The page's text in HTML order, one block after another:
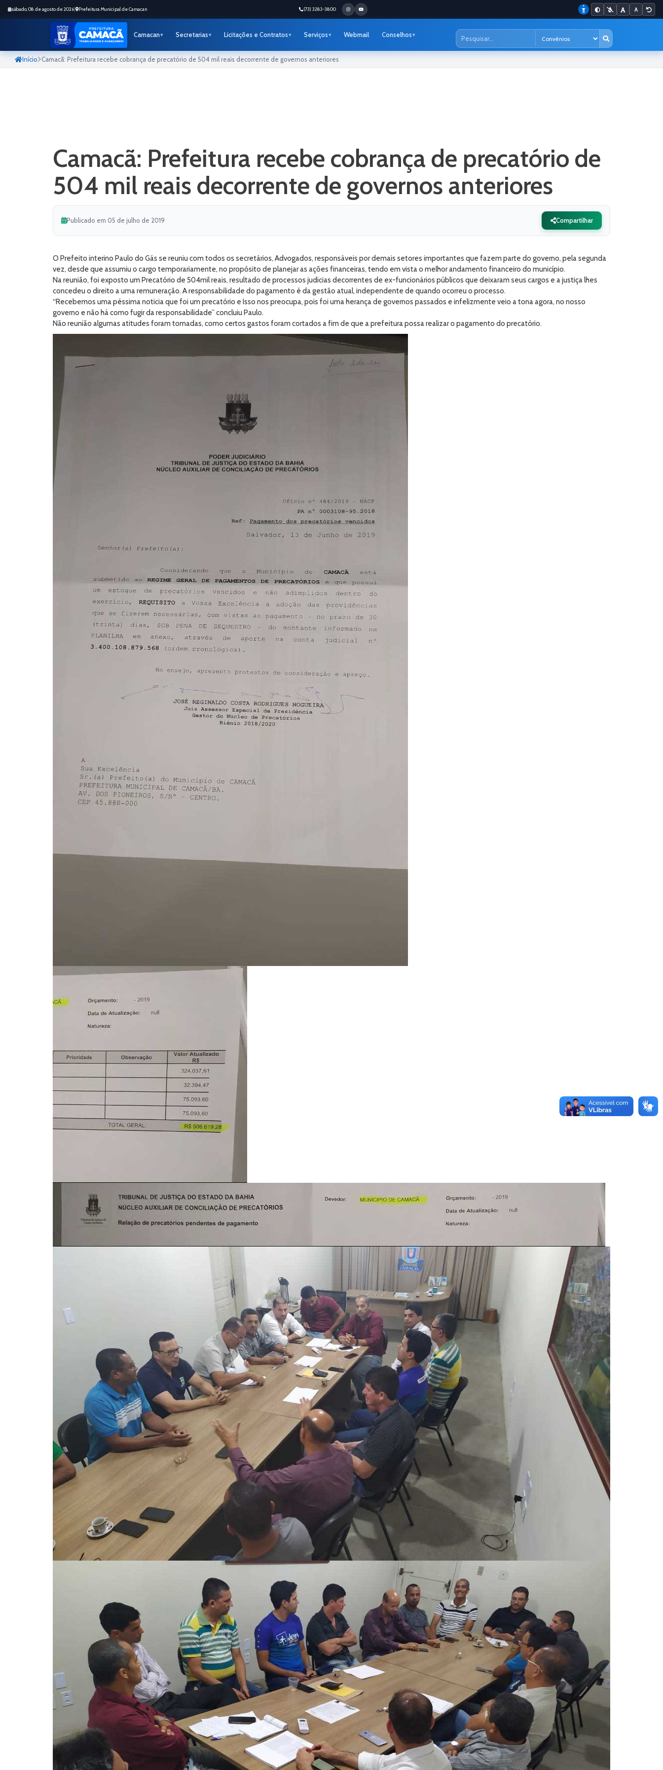
sábado, 08 de agosto de 2026 Prefeitura Municipal de Camacan (73) 3283-3800
Camacan Secretarias Licitações e Contratos Serviços Webmail Conselhos
Início Camacã: Prefeitura recebe cobrança de precatório de 504 mil reais decorrente de governos anteriores
Camacã: Prefeitura recebe cobrança de precatório de
504 mil reais decorrente de governos anteriores
Publicado em 05 de julho de 2019 Compartilhar
O Prefeito interino Paulo do Gás se reuniu com todos os secretários, Advogados, responsáveis por demais setores importantes que fazem parte do governo, pela segunda
vez, desde que assumiu o cargo temporariamente, no propósito de planejar as ações financeiras, tendo em vista o melhor andamento financeiro do município.
Na reunião, foi exposto um Precatório de 504mil reais, resultado de processos judicias decorrentes de ex-funcionários públicos que deixaram seus cargos e a justiça lhes
concedeu o direito a uma remuneração. A responsabilidade do pagamento é da gestão atual, independente de quando ocorreu o processo.
“Recebemos uma péssima noticia que foi um precatório e Isso nos preocupa, pois foi uma herança de governos passados e infelizmente veio a tona agora, no nosso
governo e não há como fugir da responsabilidade” concluiu Paulo.
Não reunião algumas atitudes foram tomadas, como certos gastos foram cortados a fim de que a prefeitura possa realizar o pagamento do precatório.